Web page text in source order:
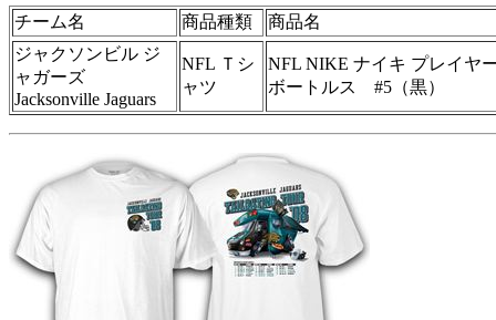
チーム名 商品種類
商品名
ジャクソンビル ジ
ャガーズ
Jacksonville Jaguars
NFL Ｔシ
ャツ
NFL NIKE ナイキ プレイヤ
ボートルス #5（黒）